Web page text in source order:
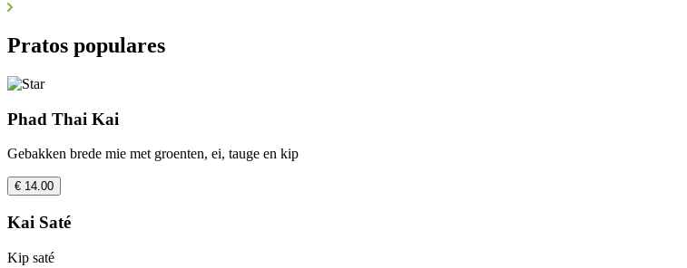
Pratos populares
Phad Thai Kai
Gebakken brede mie met groenten, ei, tauge en kip
€ 14.00
Kai Saté
Kip saté